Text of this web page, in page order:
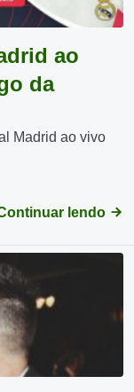
ao
da
Madrid ao vivo
lendo